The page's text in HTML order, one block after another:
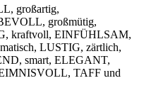
großartig,
großmütig,
kraftvoll, EINFÜHLSAM,
LUSTIG, zärtlich,
smart, ELEGANT,
TAFF und